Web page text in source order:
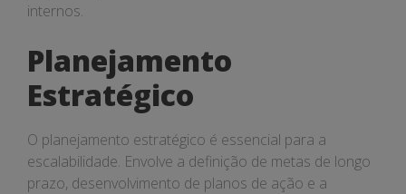
internos.
Planejamento
Estratégico
O planejamento estratégico é essencial para a
escalabilidade. Envolve a definição de metas de longo
prazo, desenvolvimento de planos de ação e a